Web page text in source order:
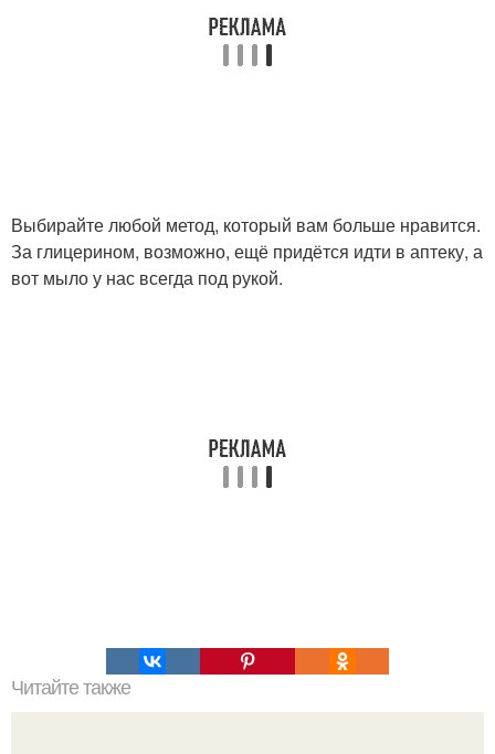
Выбирайте любой метод, который вам больше нравится.
За глицерином, возможно, ещё придётся идти в аптеку, а
вот мыло у нас всегда под рукой.
Читайте также